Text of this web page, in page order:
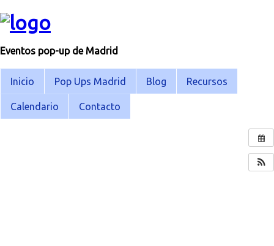
Eventos pop-up de Madrid
Inicio Pop Ups Madrid Blog Recursos
Calendario Contacto